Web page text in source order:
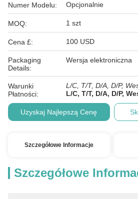
Numer Modelu: Opcjonalnie
MOQ: 1 szt
Cena £: 100 USD
Packaging
Details:
Wersja elektroniczna
Warunki
Płatności:
L/C, T/T, D/A, D/P,
L/C, T/T, D/A, D/P,
Uzyskaj Najlepszą Cenę
Szczegółowe Informacje
Szczegółowe